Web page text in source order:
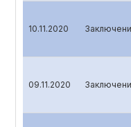
10.11.2020
09.11.2020